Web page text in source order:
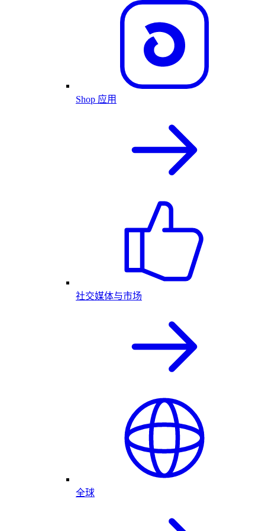
Shop 应用
社交媒体与市场
全球